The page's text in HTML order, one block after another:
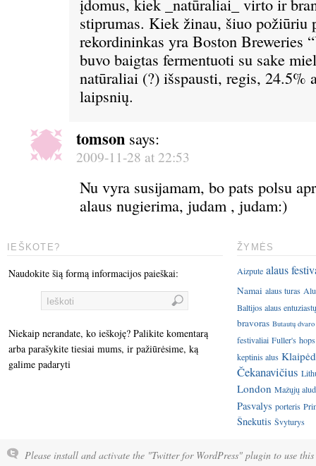
įdomus, kiek _natūraliai_ virto ir
stiprumas. Kiek žinau, šiuo požiūriu
rekordininkas yra Boston Breweries
buvo baigtas fermentuoti su sake
natūraliai (?) išspausti, regis, 24.5%
laipsnių.
tomson says:
2009-11-28 at 22:53
Nu vyra susijamam, bo pats polsu
alaus nugierima, judam , judam:)
IEŠKOTE?
Naudokite šią formą informacijos paieškai:
Niekaip nerandate, ko ieškoję? Palikite komentarą
arba parašykite tiesiai mums, ir pažiūrėsime, ką
galime padaryti
ŽYMĖS
Aizpute alaus
Namai alaus turas
Baltijos alaus
bravoras Butautų dvaro
festivaliai Fuller's hops
keptinis alus
Čekanavičius
London Mažųjų
Pasvalys porteris
Šnekutis Švyturys
Please install and activate the "Twitter for WordPress" plugin to use this